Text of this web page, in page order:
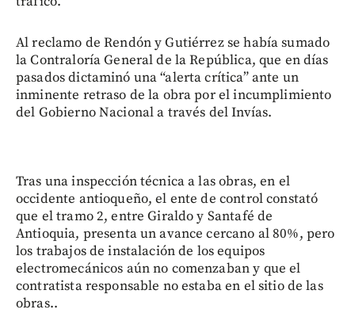
Al reclamo de Rendón y Gutiérrez se había sumado
la Contraloría General de la República, que en días
pasados dictaminó una “alerta crítica” ante un
inminente retraso de la obra por el incumplimiento
del Gobierno Nacional a través del Invías.
Tras una inspección técnica a las obras, en el
occidente antioqueño, el ente de control constató
que el tramo 2, entre Giraldo y Santafé de
Antioquia, presenta un avance cercano al 80%, pero
los trabajos de instalación de los equipos
electromecánicos aún no comenzaban y que el
contratista responsable no estaba en el sitio de las
obras..